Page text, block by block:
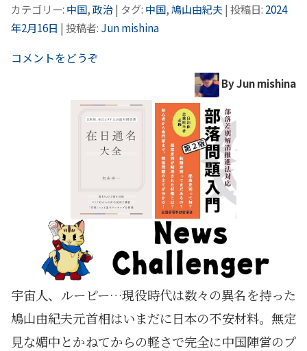
カテゴリー: 中国,政治| タグ: 中国,鳩山由紀夫| 投稿日: 2024
年2月16日 | 投稿者: Jun mishina
コメントをどうぞ
By Jun mishina
宇宙人、ルーピー…現役時代は数々の異名を持った
鳩山由紀夫元首相はいまだに日本の不安材料。無定
見な媚中とかねてからの軽さで完全に中国陣営のプ